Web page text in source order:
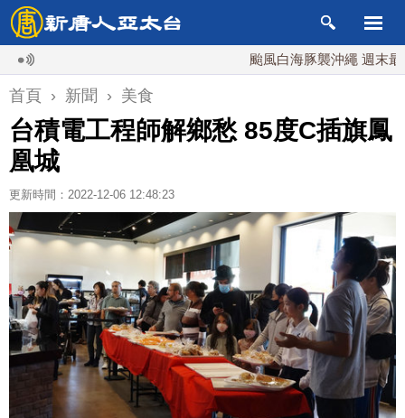
颱風白海豚襲沖繩 週末最近台灣
首頁 › 新聞 › 美食
台積電工程師解鄉愁 85度C插旗鳳
凰城
更新時間：2022-12-06 12:48:23